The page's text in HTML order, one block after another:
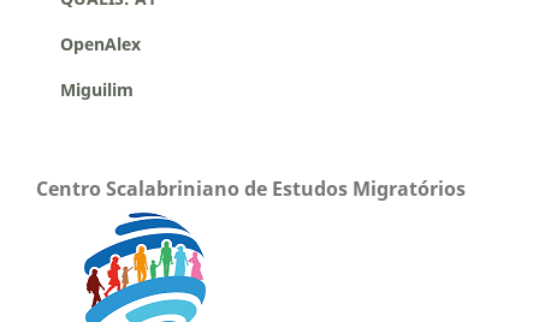
OpenAlex
Miguilim
Centro Scalabriniano de Estudos Migratórios